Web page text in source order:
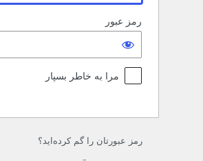
رمز عبور
مرا به خاطر بسپار
رمز عبورتان را گم کرده‌اید؟